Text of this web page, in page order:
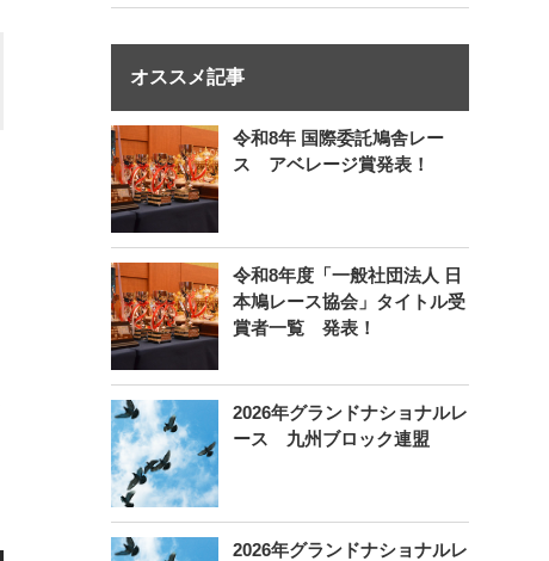
オススメ記事
令和8年 国際委託鳩舎レー
ス アベレージ賞発表！
令和8年度「一般社団法人 日
本鳩レース協会」タイトル受
賞者一覧 発表！
2026年グランドナショナルレ
ース 九州ブロック連盟
2026年グランドナショナルレ